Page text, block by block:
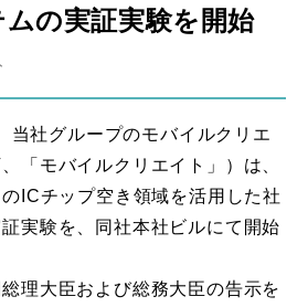
ムの実証実験を開始
当社グループのモバイルクリエ
「モバイルクリエイト」）は、
ICチップ空き領域を活用した社
実験を、同社本社ビルにて開始
理大臣および総務大臣の告示を